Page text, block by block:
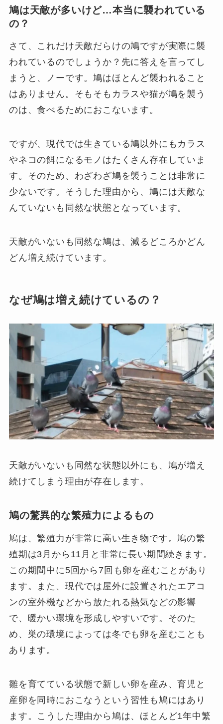
鳩は天敵が多いけど…本当に襲われている
の？
さて、これだけ天敵だらけの鳩ですが実際に襲
われているのでしょうか？先に答えを言ってし
まうと、ノーです。鳩はほとんど襲われること
はありません。そもそもカラスや猫が鳩を襲う
のは、食べるためにおこないます。
ですが、現代では生きている鳩以外にもカラス
やネコの餌になるモノはたくさん存在していま
す。そのため、わざわざ鳩を襲うことは非常に
少ないです。そうした理由から、鳩には天敵な
んていないも同然な状態となっています。
天敵がいないも同然な鳩は、減るどころかどん
どん増え続けています。
なぜ鳩は増え続けているの？
天敵がいないも同然な状態以外にも、鳩が増え
続けてしまう理由が存在します。
鳩の驚異的な繁殖力によるもの
鳩は、繁殖力が非常に高い生き物です。鳩の繁
殖期は3月から11月と非常に長い期間続きます。
この期間中に5回から7回も卵を産むことがあり
ます。また、現代では屋外に設置されたエアコ
ンの室外機などから放たれる熱気などの影響
で、暖かい環境を形成しやすいです。そのた
め、巣の環境によっては冬でも卵を産むことも
あります。
雛を育てている状態で新しい卵を産み、育児と
産卵を同時におこなうという習性も鳩にはあり
ます。こうした理由から鳩は、ほとんど1年中繁